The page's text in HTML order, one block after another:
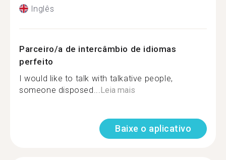
Inglês
Parceiro/a de intercâmbio de idiomas
perfeito
I would like to talk with talkative people,
someone disposed... Leia mais
Baixe o aplicativo